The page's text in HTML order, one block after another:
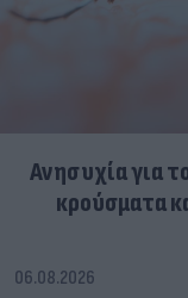
Ανησυχία για
κρούσματα
06.08.2026